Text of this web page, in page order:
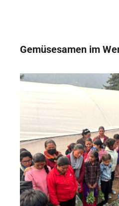
Gemüsesamen im